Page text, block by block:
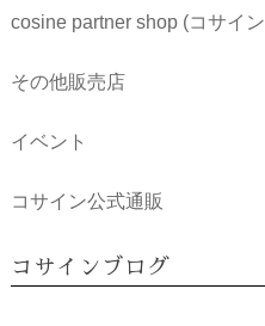
cosine partner shop (コサイ
その他販売店
イベント
コサイン公式通販
コサインブログ